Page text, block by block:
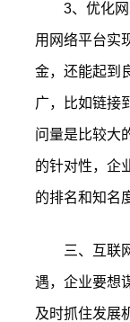
3、优化网
用网络平台实
金，还能起到
广，比如链接
问量是比较大
的针对性，企
的排名和知名
三、互联网
遇，企业要想
及时抓住发展